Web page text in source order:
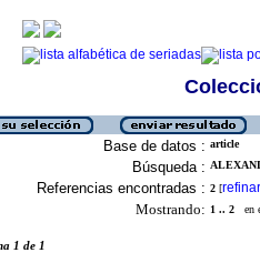
Base de datos : article
Búsqueda :
Referencias encontradas : 2 [refinar
Mostrando: 1 .. 2 en
1 de 1